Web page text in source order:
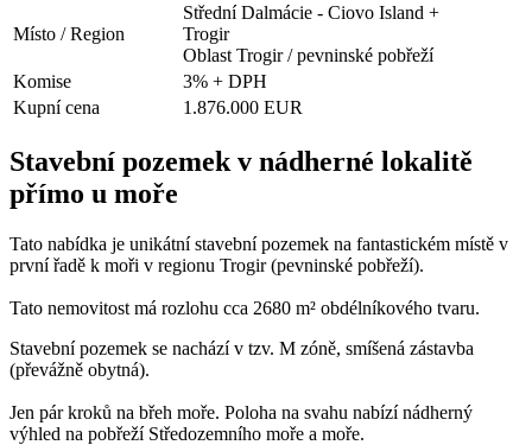
Místo / Region
Střední Dalmácie - Ciovo Island +
Trogir
Oblast Trogir / pevninské pobřeží
Komise
3% + DPH
Kupní cena
1.876.000 EUR
Stavební pozemek v nádherné lokalitě
přímo u moře
Tato nabídka je unikátní stavební pozemek na fantastickém místě v
první řadě k moři v regionu Trogir (pevninské pobřeží).
Tato nemovitost má rozlohu cca 2680 m² obdélníkového tvaru.
Stavební pozemek se nachází v tzv. M zóně, smíšená zástavba
(převážně obytná).
Jen pár kroků na břeh moře. Poloha na svahu nabízí nádherný
výhled na pobřeží Středozemního moře a moře.